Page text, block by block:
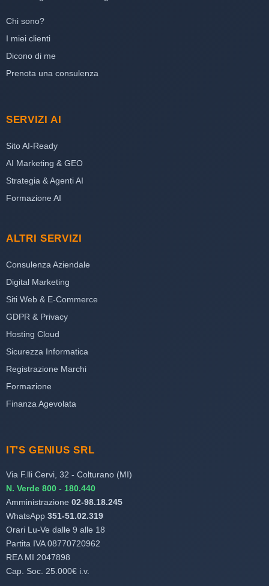
Chi sono?
I miei clienti
Dicono di me
Prenota una consulenza
SERVIZI AI
Sito AI-Ready
AI Marketing & GEO
Strategia & Agenti AI
Formazione AI
ALTRI SERVIZI
Consulenza Aziendale
Digital Marketing
Siti Web & E-Commerce
GDPR & Privacy
Hosting Cloud
Sicurezza Informatica
Registrazione Marchi
Formazione
Finanza Agevolata
IT'S GENIUS SRL
Via F.lli Cervi, 32 - Colturano (MI)
N. Verde 800 - 180.440
Amministrazione 02-98.18.245
WhatsApp 351-51.02.319
Orari Lu-Ve dalle 9 alle 18
Partita IVA 08770720962
REA MI 2047898
Cap. Soc. 25.000€ i.v.